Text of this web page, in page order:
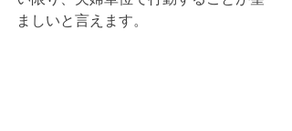
ましいと言えます。